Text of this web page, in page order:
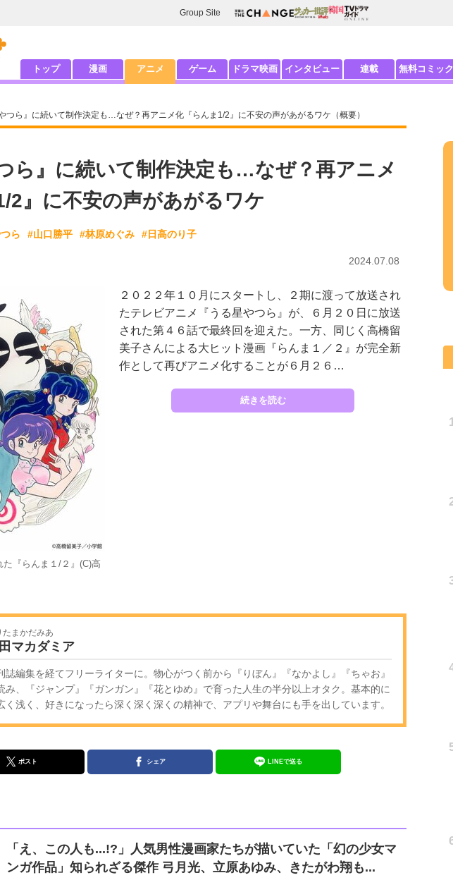
Group Site
トップ 漫画 アニメ ゲーム ドラマ映画 インタビュー 連載 無料コミック
やつら』に続いて制作決定も…なぜ？再アニメ化『らんま1/2』に不安の声があがるワケ（概要）
ら』に続いて制作決定も…なぜ？再アニメ
2』に不安の声があがるワケ
ら #山口勝平 #林原めぐみ #日高のり子
2024.07.08
『らんま１/２』(C)高
２０２２年１０月にスタートし、２期に渡って放送され
たテレビアニメ『うる星やつら』が、６月２０日に放送
された第４６話で最終回を迎えた。一方、同じく高橋留
美子さんによる大ヒット漫画『らんま１／２』が完全新
作として再びアニメ化することが６月２６…
続きを読む
たまかだみあ
マカダミア
誌編集を経てフリーライターに。物心がつく前から『りぼん』『なかよし』『ちゃお』
み、『ジャンプ』『ガンガン』『花とゆめ』で育った人生の半分以上オタク。基本的に
く浅く、好きになったら深く深く深くの精神で、アプリや舞台にも手を出しています。
ポスト シェア LINEで送る
「え、この人も...!?」人気男性漫画家たちが描いていた「幻の少女マ
ンガ作品」知られざる傑作 弓月光、立原あゆみ、きたがわ翔も...